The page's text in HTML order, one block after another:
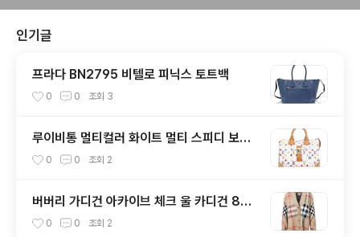
인기글
프라다 BN2795 비텔로 피닉스 토트백
0 0 조회 3
루이비통 멀티컬러 화이트 멀티 스피디 보스
턴백
0 0 조회 2
버버리 가디건 아카이브 체크 울 카디건 803
9153
0 0 조회 2